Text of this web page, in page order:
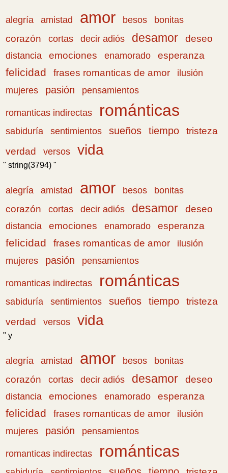
alegría amistad amor besos
bonitas
corazón
cortas decir adiós desamor deseo
distancia emociones enamorado esperanza
felicidad frases romanticas de amor
ilusión
mujeres
pasión pensamientos
romanticas indirectas románticas
sabiduría sentimientos sueños tiempo
tristeza
verdad
versos vida
" string(3794) "
alegría amistad amor besos
bonitas
corazón
cortas decir adiós desamor deseo
distancia emociones enamorado esperanza
felicidad frases romanticas de amor
ilusión
mujeres
pasión pensamientos
romanticas indirectas románticas
sabiduría sentimientos sueños tiempo
tristeza
verdad
versos vida
" y
alegría amistad amor besos
bonitas
corazón
cortas decir adiós desamor deseo
distancia emociones enamorado esperanza
felicidad frases romanticas de amor
ilusión
mujeres
pasión pensamientos
romanticas indirectas románticas